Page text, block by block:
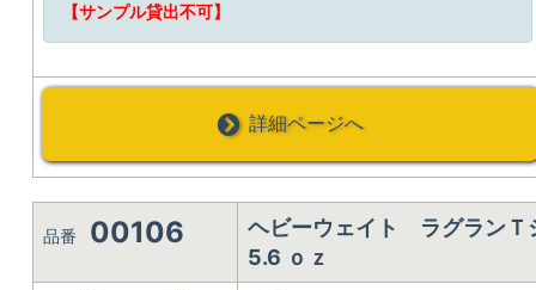
【サンプル貸出不可】
詳細ページへ
品番 00106
ヘビーウェイト ラグラン
5.6 ｏｚ